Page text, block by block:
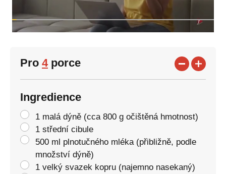
Pro 4porce
Ingredience
1 malá dýně (cca 800 g očištěná hmotnost)
1 střední cibule
500 ml plnotučného mléka (přibližně, podle
množství dýně)
1 velký svazek kopru (najemno nasekaný)